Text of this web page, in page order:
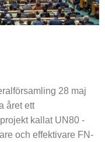
28 maj
året ett
kallat UN80 -
och effektivare FN-